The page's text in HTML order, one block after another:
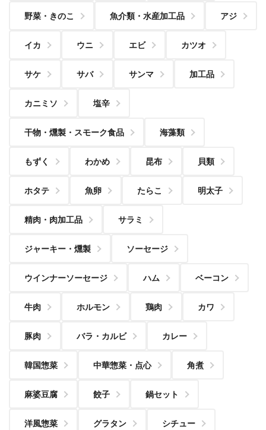
野菜・きのこ 魚介類・水産加工品 アジ
イカ ウニ エビ カツオ
サケ サバ サンマ 加工品
カニミソ 塩辛
干物・燻製・スモーク食品 海藻類
もずく わかめ 昆布 貝類
ホタテ 魚卵 たらこ 明太子
精肉・肉加工品 サラミ
ジャーキー・燻製 ソーセージ
ウインナーソーセージ ハム ベーコン
牛肉 ホルモン 鶏肉 カワ
豚肉 バラ・カルビ カレー
韓国惣菜 中華惣菜・点心 角煮
麻婆豆腐 餃子 鍋セット
洋風惣菜 グラタン シチュー